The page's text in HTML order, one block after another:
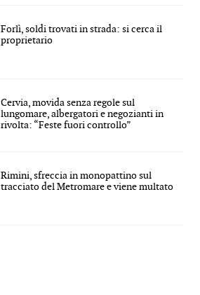
Forlì, soldi trovati in strada: si cerca il
proprietario
Cervia, movida senza regole sul
lungomare, albergatori e negozianti in
rivolta: “Feste fuori controllo”
Rimini, sfreccia in monopattino sul
tracciato del Metromare e viene multato